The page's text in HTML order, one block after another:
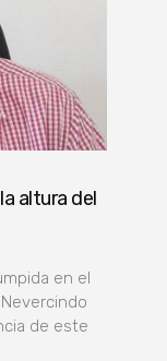
altura del
en el
de este